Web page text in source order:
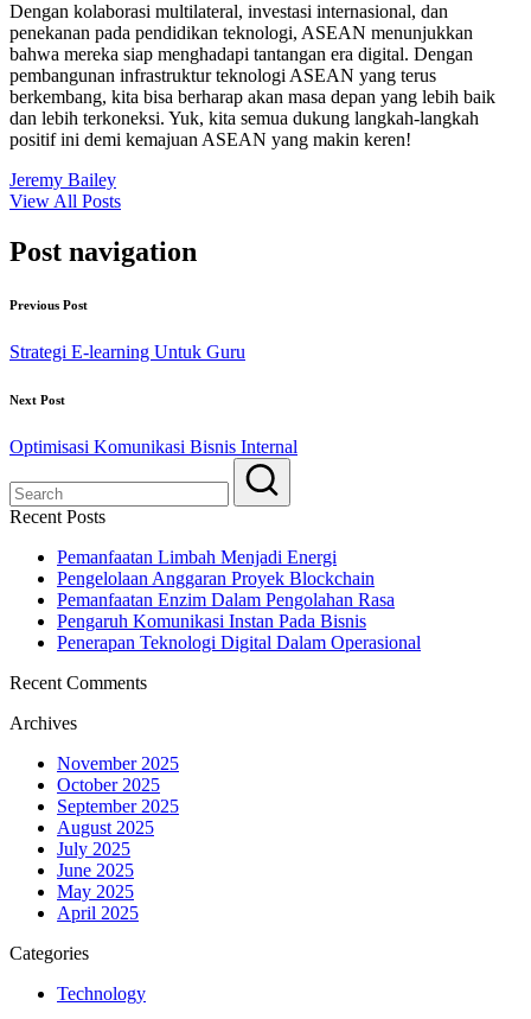
Dengan kolaborasi multilateral, investasi internasional, dan
penekanan pada pendidikan teknologi, ASEAN menunjukkan
bahwa mereka siap menghadapi tantangan era digital. Dengan
pembangunan infrastruktur teknologi ASEAN yang terus
berkembang, kita bisa berharap akan masa depan yang lebih baik
dan lebih terkoneksi. Yuk, kita semua dukung langkah-langkah
positif ini demi kemajuan ASEAN yang makin keren!
Jeremy Bailey
View All Posts
Post navigation
Previous Post
Strategi E-learning Untuk Guru
Next Post
Optimisasi Komunikasi Bisnis Internal
Recent Posts
Pemanfaatan Limbah Menjadi Energi
Pengelolaan Anggaran Proyek Blockchain
Pemanfaatan Enzim Dalam Pengolahan Rasa
Pengaruh Komunikasi Instan Pada Bisnis
Penerapan Teknologi Digital Dalam Operasional
Recent Comments
Archives
November 2025
October 2025
September 2025
August 2025
July 2025
June 2025
May 2025
April 2025
Categories
Technology